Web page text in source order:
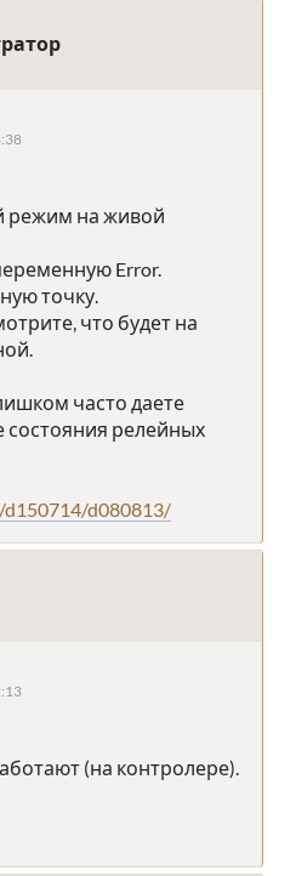
режим на живой
Error.
точку.
что будет на
часто даете
состояния релейных
d150714/d080813/
(на контролере).